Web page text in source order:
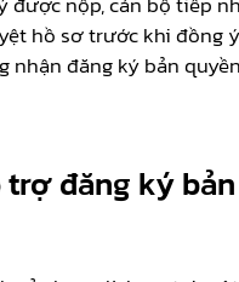
hồ sơ trước khi đồng
nhận đăng ký bản
trợ đăng ký bản